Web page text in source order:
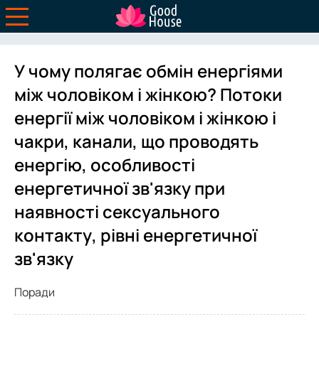
У чому полягає обмін енергіями
між чоловіком і жінкою? Потоки
енергії між чоловіком і жінкою і
чакри, канали, що проводять
енергію, особливості
енергетичної зв'язку при
наявності сексуального
контакту, рівні енергетичної
зв'язку
Поради